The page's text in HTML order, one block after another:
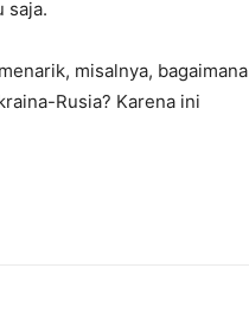
saja.
misalnya, bagaimana
Rusia? Karena ini